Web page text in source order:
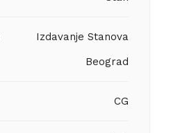
Izdavanje Stanova
Beograd
CG